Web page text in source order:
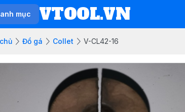
mục VTOOL.VN
Đồ gá Collet V-CL42-16